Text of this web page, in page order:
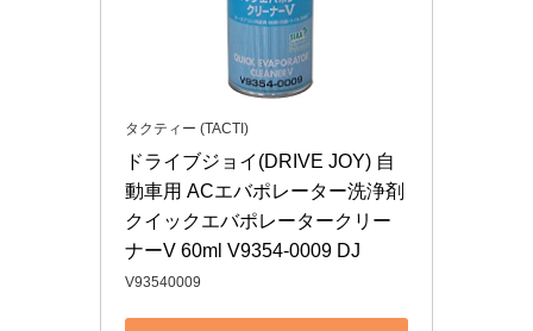
タクティー (TACTI)
ドライブジョイ(DRIVE JOY) 自
動車用 ACエバポレーター洗浄剤
クイックエバポレータークリー
ナーV 60ml V9354-0009 DJ
‎V93540009